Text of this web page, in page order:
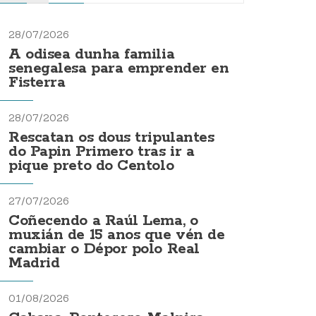
28/07/2026
A odisea dunha familia
senegalesa para emprender en
Fisterra
28/07/2026
Rescatan os dous tripulantes
do Papin Primero tras ir a
pique preto do Centolo
27/07/2026
Coñecendo a Raúl Lema, o
muxián de 15 anos que vén de
cambiar o Dépor polo Real
Madrid
01/08/2026